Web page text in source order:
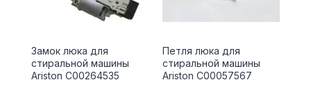
Замок люка для
стиральной машины
Ariston C00264535
Петля люка для
стиральной машины
Ariston C00057567